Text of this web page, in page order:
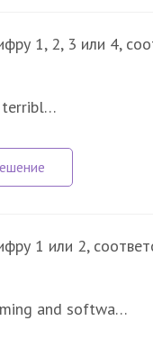
1, 2, 3 или 4,
terribl…
1 или 2,
and softwa…